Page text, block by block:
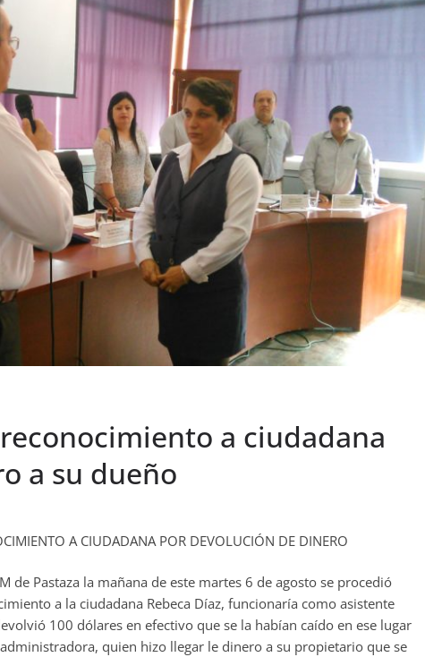
a ciudadana
a su dueño
A CIUDADANA POR DEVOLUCIÓN DE DINERO
de Pastaza la mañana de este martes 6 de agosto se procedió
a la ciudadana Rebeca Díaz, funcionaría como asistente
100 dólares en efectivo que se la habían caído en ese lugar
quien hizo llegar le dinero a su propietario que se